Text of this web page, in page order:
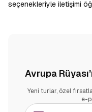
seçenekleriyle iletişimi
Avrupa
Yeni turlar, özel
e-